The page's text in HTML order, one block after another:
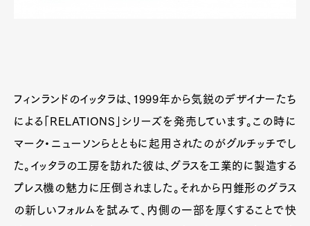
フィンランドのイッタラは、1999年から気鋭のデザイナーたち
による「RELATIONS」シリーズを発売しています。この時に
マーク・ニューソンらとともに起用されたのがグルチッチでし
た。イッタラの工房を訪れた彼は、グラスを工業的に製造する
プレス機の魅力に圧倒されました。それから円錐形のグラス
の新しいフォルムを試みて、内側の一部を厚くすることで快